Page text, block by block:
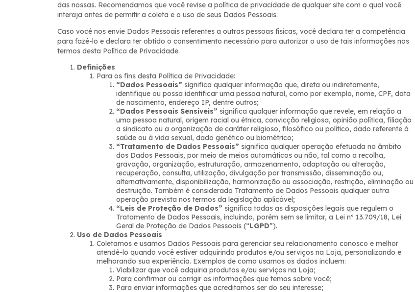
das nossas. Recomendamos que você revise a política de privacidade de qualquer site com o qual você
interaja antes de permitir a coleta e o uso de seus Dados Pessoais.
Caso você nos envie Dados Pessoais referentes a outras pessoas físicas, você declara ter a competência
para fazê-lo e declara ter obtido o consentimento necessário para autorizar o uso de tais informações nos
termos desta Política de Privacidade.
Definições
Para os fins desta Política de Privacidade:
“Dados Pessoais” significa qualquer informação que, direta ou indiretamente,
identifique ou possa identificar uma pessoa natural, como por exemplo, nome, CPF, data
de nascimento, endereço IP, dentre outros;
“Dados Pessoais Sensíveis” significa qualquer informação que revele, em relação a
uma pessoa natural, origem racial ou étnica, convicção religiosa, opinião política, filiação
a sindicato ou a organização de caráter religioso, filosófico ou político, dado referente à
saúde ou à vida sexual, dado genético ou biométrico;
“Tratamento de Dados Pessoais” significa qualquer operação efetuada no âmbito
dos Dados Pessoais, por meio de meios automáticos ou não, tal como a recolha,
gravação, organização, estruturação, armazenamento, adaptação ou alteração,
recuperação, consulta, utilização, divulgação por transmissão, disseminação ou,
alternativamente, disponibilização, harmonização ou associação, restrição, eliminação ou
destruição. Também é considerado Tratamento de Dados Pessoais qualquer outra
operação prevista nos termos da legislação aplicável;
“Leis de Proteção de Dados” significa todas as disposições legais que regulem o
Tratamento de Dados Pessoais, incluindo, porém sem se limitar, a Lei nº 13.709/18, Lei
Geral de Proteção de Dados Pessoais (“LGPD”).
Uso de Dados Pessoais
Coletamos e usamos Dados Pessoais para gerenciar seu relacionamento conosco e melhor
atendê-lo quando você estiver adquirindo produtos e/ou serviços na Loja, personalizando e
melhorando sua experiência. Exemplos de como usamos os dados incluem:
Viabilizar que você adquiria produtos e/ou serviços na Loja;
Para confirmar ou corrigir as informações que temos sobre você;
Para enviar informações que acreditamos ser do seu interesse;